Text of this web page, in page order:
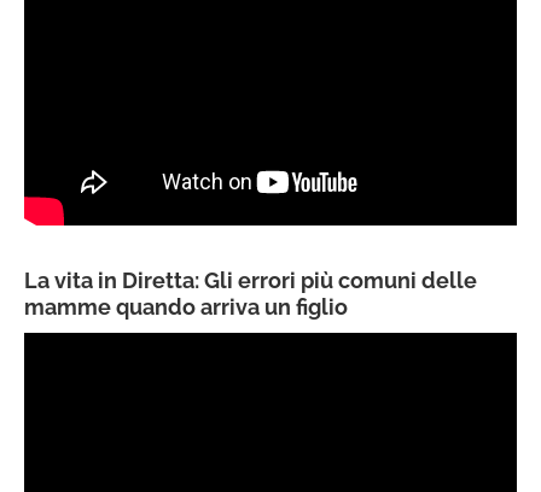
La vita in Diretta: Gli errori più comuni delle
mamme quando arriva un figlio